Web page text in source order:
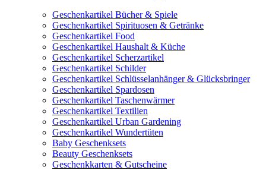
Geschenkartikel Bücher & Spiele
Geschenkartikel Spirituosen & Getränke
Geschenkartikel Food
Geschenkartikel Haushalt & Küche
Geschenkartikel Scherzartikel
Geschenkartikel Schilder
Geschenkartikel Schlüsselanhänger & Glücksbringer
Geschenkartikel Spardosen
Geschenkartikel Taschenwärmer
Geschenkartikel Textilien
Geschenkartikel Urban Gardening
Geschenkartikel Wundertüten
Baby Geschenksets
Beauty Geschenksets
Geschenkkarten & Gutscheine